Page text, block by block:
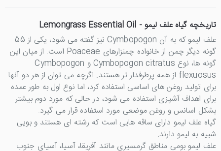
تاریخچه گیاه علف لیمو - Lemongrass Essential Oil
علف لیمو که به آن Cymbopogon نیز گفته می شود، یکی از 55
گونه دیگر چمن از خانواده چمنزارهای Poaceae است. از میان این
گونه ها، نوع Cymbopogon citratus و Cymbopogon
flexuosus از همه پرطرفدار تر هستند. اگرچه می توان از هر دو آنها
برای تولید روغن های اساسی استفاده کرد، اما نوع اول به طور عمده
برای اهداف آشپزی استفاده می شود، در حالی که مورد دوم بیشتر
بشکل اسانس و روغن موضعی مورد استفاده قرار می گیرد.
گیاه علف لیمو دارای ساقه هایی است که رشته ای هستند و بویی
شبیه به لیمو دارند.
علف لیمو بومی مناطق گرمسیری مانند آفریقا، آسیا، آسیای جنوب